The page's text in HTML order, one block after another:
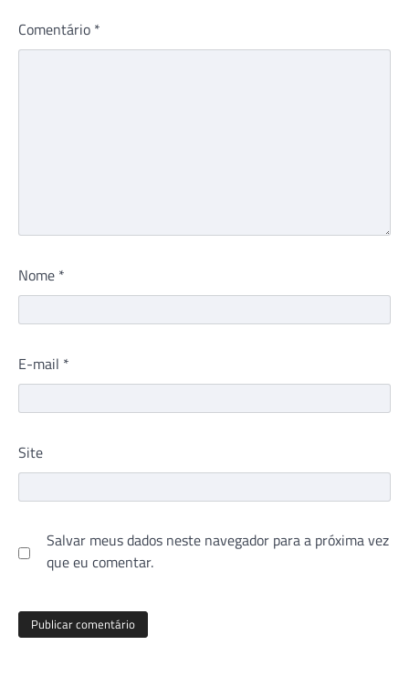
Comentário *
Nome *
E-mail *
Site
Salvar meus dados neste navegador para a próxima vez
que eu comentar.